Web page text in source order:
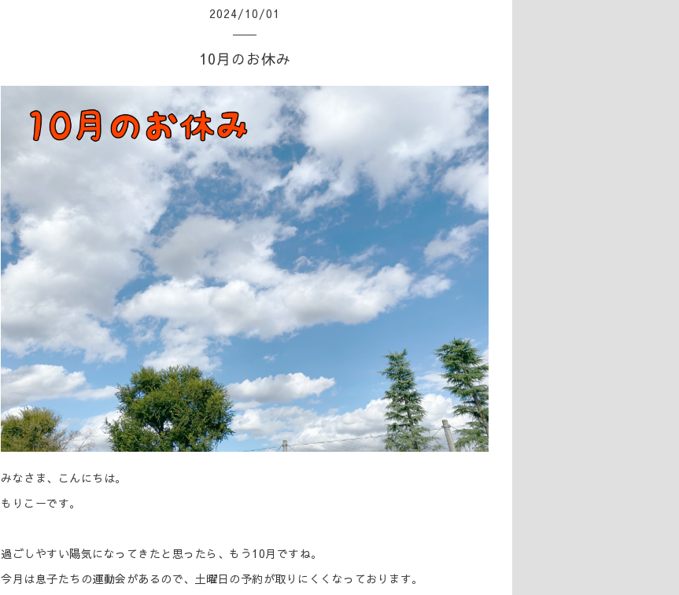
2024/10/01
10月のお休み
みなさま、こんにちは。
もりこーです。
過ごしやすい陽気になってきたと思ったら、もう10月ですね。
今月は息子たちの運動会があるので、土曜日の予約が取りにくくなっております。